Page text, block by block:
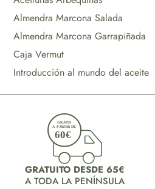
Almendra Marcona Salada
Almendra Marcona Garrapiñada
Caja Vermut
Introducción al mundo del aceite
GRATUITO DESDE 65€
A TODA LA PENÍNSULA